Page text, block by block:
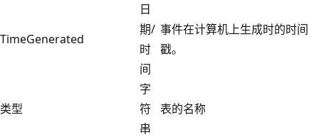
TimeGenerated
日
期/
时
间
事件在计算机上生成时的时间
戳。
类型
字
符
串
表的名称